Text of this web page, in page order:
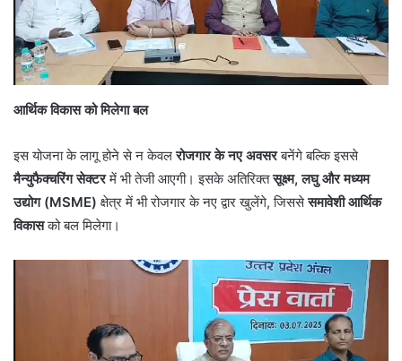
आर्थिक विकास को मिलेगा बल
इस योजना के लागू होने से न केवलरोजगार के नए अवसरबनेंगे बल्कि इससे
मैन्युफैक्चरिंग सेक्टरमें भी तेजी आएगी। इसके अतिरिक्तसूक्ष्म, लघु और मध्यम
उद्योग (MSME) क्षेत्र में भी रोजगार के नए द्वार खुलेंगे, जिससेसमावेशी आर्थिक
विकासको बल मिलेगा।